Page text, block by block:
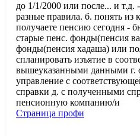
до 1/1/2000 или после... и
разные правила. б. понять из
получаете пенсию сегодня -
старые пенс. фонды(пенсия
фонды(пенсия хадаша) или
спланировать изъятие в
вышеуказанными данными г.
управление с
справки д. с полученными
пенсионную компанию/и
Страница профи